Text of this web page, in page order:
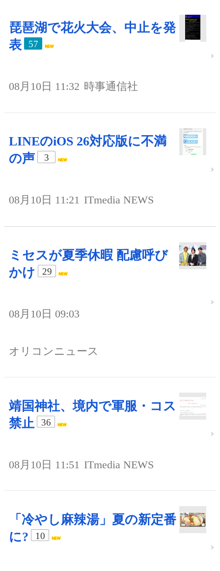
琵琶湖で花火大会、中止を発
表
57
08月10日 11:32 時事通信社
LINEのiOS 26対応版に不満
の声
3
08月10日 11:21 ITmedia NEWS
ミセスが夏季休暇 配慮呼び
かけ
29
08月10日 09:03
オリコンニュース
靖国神社、境内で軍服・コス
禁止
36
08月10日 11:51 ITmedia NEWS
「冷やし麻辣湯」夏の新定番
に?
10